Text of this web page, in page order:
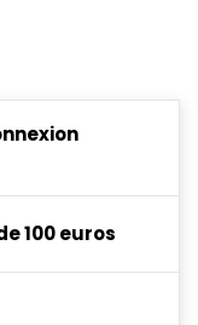
100 euros